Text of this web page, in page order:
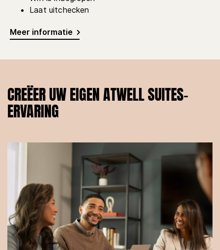
Laat uitchecken
Meer informatie
CREËER UW EIGEN ATWELL SUITES-
ERVARING